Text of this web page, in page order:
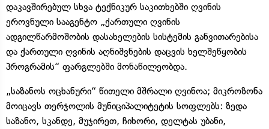
დაკავშირებულ სხვა ტექნიკურ საკითხებში ღვინის
ეროვნული სააგენტო „ქართული ღვინის
ადგილწარმოშობის დასახელების სისტემის განვითარებისა
და ქართული ღვინის აღნიშვნების დაცვის ხელშეწყობის
პროგრამის“ ფარგლებში მონაწილეობდა.
„საზანოს ოცხანური“ წითელი მშრალი ღვინოა; მიკროზონა
მოიცავს თერჯოლის მუნიციპალიტეტის სოფლებს: ზედა
საზანო, სკანდე, მუჯირეთ, ჩიხორი, დელტას უბანი,